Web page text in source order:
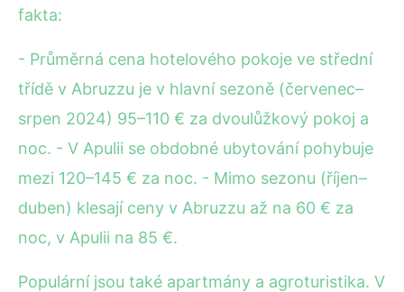
fakta:
- Průměrná cena hotelového pokoje ve střední
třídě v Abruzzu je v hlavní sezoně (červenec–
srpen 2024) 95–110 € za dvoulůžkový pokoj a
noc. - V Apulii se obdobné ubytování pohybuje
mezi 120–145 € za noc. - Mimo sezonu (říjen–
duben) klesají ceny v Abruzzu až na 60 € za
noc, v Apulii na 85 €.
Populární jsou také apartmány a agroturistika. V